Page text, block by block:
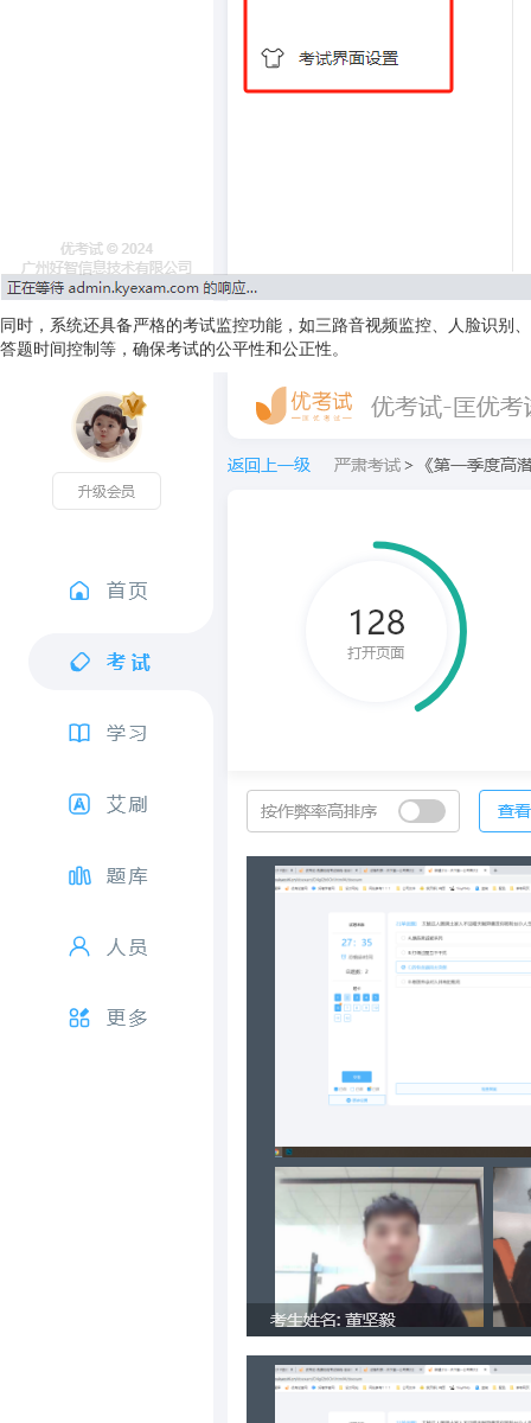
同时，系统还具备严格的考试监控功能，如三路音视频监控、人脸识别、
答题时间控制等，确保考试的公平性和公正性。